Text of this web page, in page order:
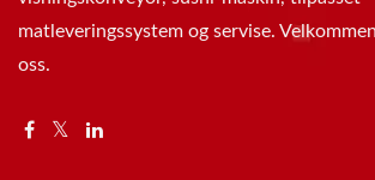
matleveringssystem og servise.
oss.